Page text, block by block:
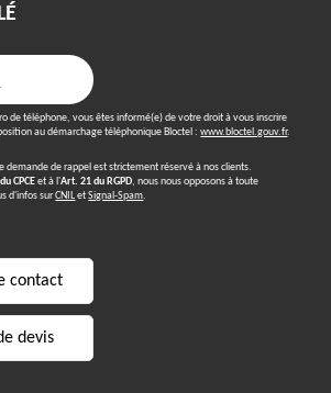
de téléphone, vous êtes informé(e) de votre droit à vous inscrire
au démarchage téléphonique Bloctel :www.bloctel.gouv.fr.
demande de rappel est strictement réservé à nos clients.
CPCEet à l'Art. 21 du RGPD, nous nous opposons à toute
d'infos surCNILetSignal-Spam.
contact
devis